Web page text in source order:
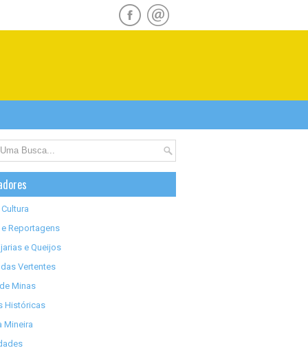
Reportagens
e Queijos
Vertentes
Minas
Históricas
Mineira